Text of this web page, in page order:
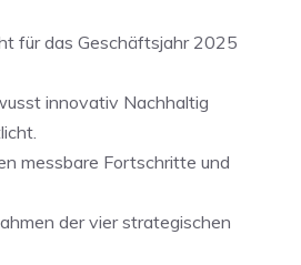
für das Geschäftsjahr 2025
innovativ Nachhaltig
messbare Fortschritte und
der vier strategischen